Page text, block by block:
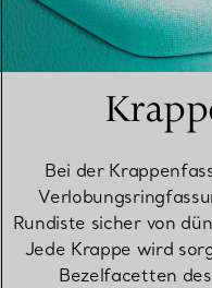
Bei der
Rundiste sicher von
Jede Krappe wird
Bezelfacetten